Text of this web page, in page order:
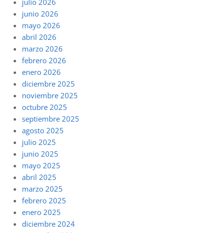
junio 2026
mayo 2026
abril 2026
marzo 2026
febrero 2026
enero 2026
diciembre 2025
noviembre 2025
octubre 2025
septiembre 2025
agosto 2025
julio 2025
junio 2025
mayo 2025
abril 2025
marzo 2025
febrero 2025
enero 2025
diciembre 2024